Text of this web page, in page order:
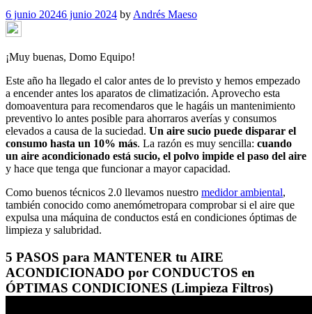
6 junio 20246 junio 2024 by Andrés Maeso
¡Muy buenas, Domo Equipo!
Este año ha llegado el calor antes de lo previsto y hemos empezado
a encender antes los aparatos de climatización. Aprovecho esta
domoaventura para recomendaros que le hagáis un mantenimiento
preventivo lo antes posible para ahorraros averías y consumos
elevados a causa de la suciedad. Un aire sucio puede disparar el
consumo hasta un 10% más. La razón es muy sencilla: cuando
un aire acondicionado está sucio, el polvo impide el paso del aire
y hace que tenga que funcionar a mayor capacidad.
Como buenos técnicos 2.0 llevamos nuestro medidor ambiental,
también conocido como anemómetropara comprobar si el aire que
expulsa una máquina de conductos está en condiciones óptimas de
limpieza y salubridad.
5 PASOS para MANTENER tu AIRE
ACONDICIONADO por CONDUCTOS en
ÓPTIMAS CONDICIONES (Limpieza Filtros)